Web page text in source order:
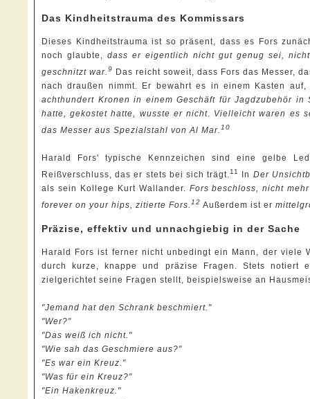
Das Kindheitstrauma des Kommissars
Dieses Kindheitstrauma ist so präsent, dass es Fors
noch glaubte,dass er eigentlich nicht gut genug sei,
geschnitzt war.9
Das reicht soweit, dass Fors das Messer,
nach draußen nimmt. Er bewahrt es in einem Kasten
achthundert Kronen in einem Geschäft für Jagdzubehör
hatte, gekostet hatte, wusste er nicht. Vielleicht waren es
das Messer aus Spezialstahl von Al Mar.10
Harald Fors' typische Kennzeichen sind eine gelbe
Reißverschluss, das er stets bei sich trägt.11 In Der
als sein Kollege Kurt Wallander. Fors beschloss, nicht
forever on your hips, zitierte Fors.12 Außerdem ist er
Präzise, effektiv und unnachgiebig in der Sache
Harald Fors ist ferner nicht unbedingt ein Mann, der viele
durch kurze, knappe und präzise Fragen. Stets
zielgerichtet seine Fragen stellt, beispielsweise an
"Jemand hat den Schrank beschmiert."
"Wer?"
"Das weiß ich nicht."
"Wie sah das Geschmiere aus?"
"Es war ein Kreuz."
"Was für ein Kreuz?"
"Ein Hakenkreuz."